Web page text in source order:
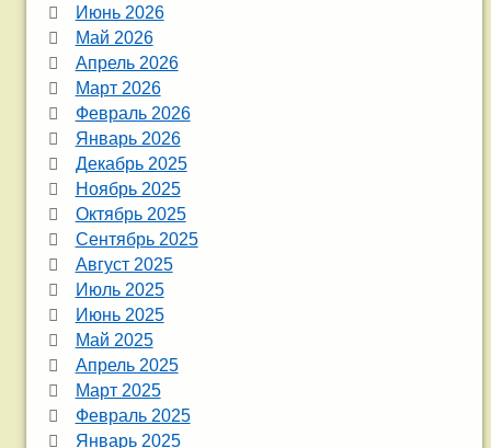
Июнь 2026
Май 2026
Апрель 2026
Март 2026
Февраль 2026
Январь 2026
Декабрь 2025
Ноябрь 2025
Октябрь 2025
Сентябрь 2025
Август 2025
Июль 2025
Июнь 2025
Май 2025
Апрель 2025
Март 2025
Февраль 2025
Январь 2025